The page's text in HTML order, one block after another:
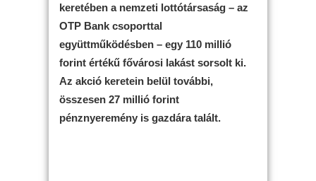
keretében a nemzeti lottótársaság – az
OTP Bank csoporttal
együttműködésben – egy 110 millió
forint értékű fővárosi lakást sorsolt ki.
Az akció keretein belül további,
összesen 27 millió forint
pénznyeremény is gazdára talált.